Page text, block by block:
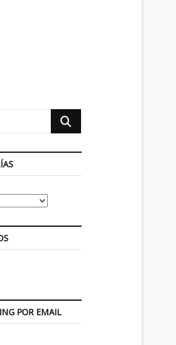
Buscar
POR EMAIL